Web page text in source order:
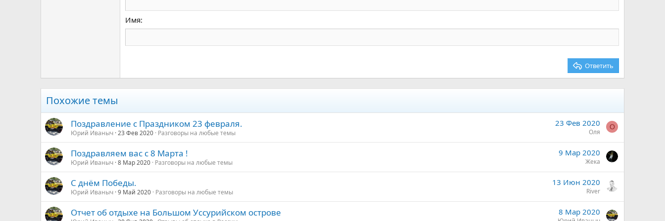
18
22
26
Заголовок 3
Tahoma
Times New Roman
Имя
Ответить
Похожие темы
Поздравление с Праздником 23 февраля.
Юрий Иваныч 23 Фев 2020 Разговоры на любые темы
23 Фев 2020
Оля
О
Поздравляем вас с 8 Марта !
Юрий Иваныч 8 Мар 2020 Разговоры на любые темы
9 Мар 2020
Жека
С днём Победы.
Юрий Иваныч 9 Май 2020 Разговоры на любые темы
13 Июн 2020
River
Отчет об отдыхе на Большом Уссурийском острове 8 Мар 2020